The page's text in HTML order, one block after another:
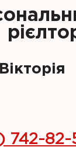
Вікторія
742-82-